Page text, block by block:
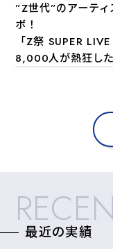
”Z世代”のアーテ
ボ！
「Z祭 SUPER
8,000人が熱狂した
最近の実績